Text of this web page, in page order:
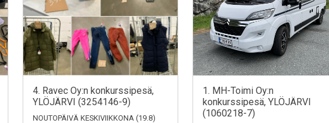
4. Ravec Oy:n konkurssipesä,
YLÖJÄRVI (3254146-9)
NOUTOPÄIVÄ KESKIVIIKKONA (19.8)
1. MH-Toimi Oy:n
konkurssipesä, YLÖJÄRVI
(1060218-7)